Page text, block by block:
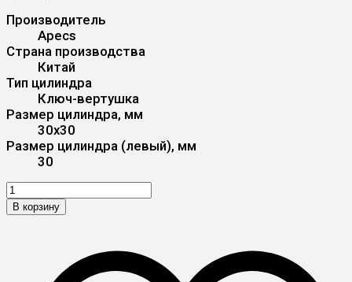
Производитель
Apecs
Страна производства
Китай
Тип цилиндра
Ключ-вертушка
Размер цилиндра, мм
30x30
Размер цилиндра (левый), мм
30
В корзину